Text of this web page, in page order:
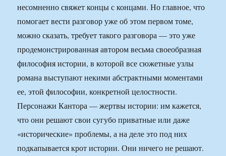
несомненно свяжет концы с концами. Но главное, что
помогает вести разговор уже об этом первом томе,
можно сказать, требует такого разговора — это уже
продемонстрированная автором весьма своеобразная
философия истории, в которой все сюжетные узлы
романа выступают некими абстрактными моментами
ее, этой философии, конкретной целостности.
Персонажи Кантора — жертвы истории: им кажется,
что они решают свои сугубо приватные или даже
«исторические» проблемы, а на деле это под них
подкапывается крот истории. Они ничего не решают.